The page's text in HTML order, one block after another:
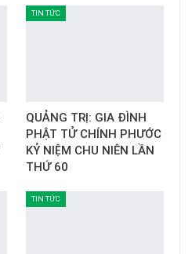
TIN TỨC
QUẢNG TRỊ: GIA ĐÌNH
PHẬT TỬ CHÍNH PHƯỚC
KỶ NIỆM CHU NIÊN LẦN
THỨ 60
TIN TỨC